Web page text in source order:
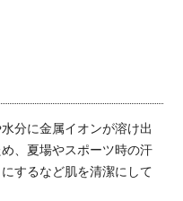
分に金属イオンが溶け出
、夏場やスポーツ時の汗
するなど肌を清潔にして